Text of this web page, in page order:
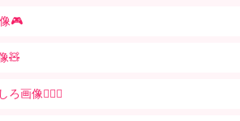
🎮
🧸
画像🧍🏼‍♂️